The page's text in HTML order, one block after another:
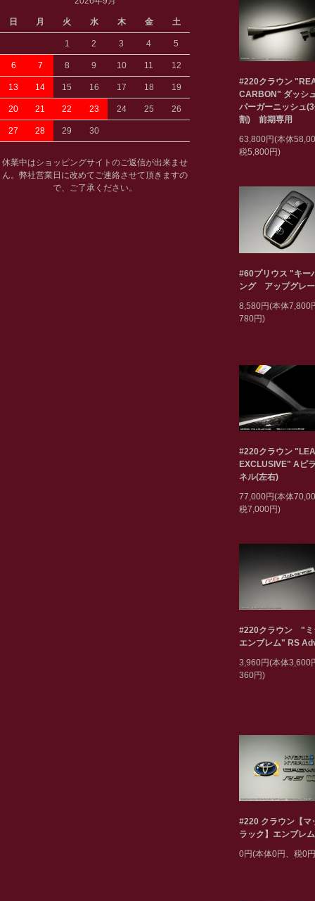
日 月 火 水 木 金 土
1 2 3 4 5
6 7 8 9 10 11 12
13 14 15 16 17 18 19
20 21 22 23 24 25 26
27 28 29 30
休業中はショッピングサイトのご返信が出来ませ
ん。弊社営業日に改めてご連絡させて頂きますの
で、ご了承ください。
#220クラウン
CARBON" ダッシ
パーガーニッシュ
割) 前期専用
63,800円(本体
税5,800円)
#60プリウス "キー
ング アップグレ
8,580円(本体7,800
780円)
#220クラウン
EXCLUSIVE" Aピ
ネル(左右)
77,000円(本体
税7,000円)
#220クラウン "ミ
エンブレム" RS
3,960円(本体3,600
360円)
#220 クラウン【マ
ラック】エンブレム
0円(本体0円、税0